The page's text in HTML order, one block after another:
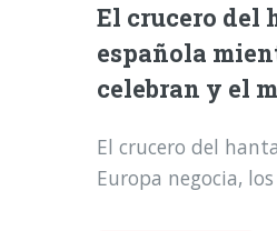
El crucero del
española
celebran y el
El crucero del
Europa negocia,